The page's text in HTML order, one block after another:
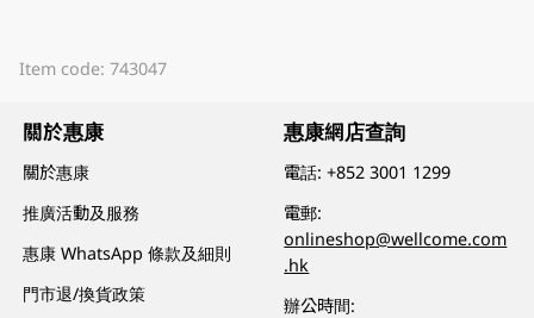
Item code: 743047
關於惠康
關於惠康
推廣活動及服務
惠康 WhatsApp 條款及細則
門市退/換貨政策
惠康網店查詢
電話:+852 3001 1299
電郵:
onlineshop@wellcome.com
.hk
辦公時間: